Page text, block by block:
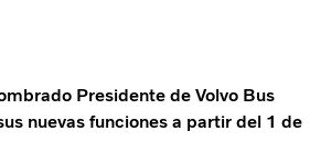
Presidente de Volvo Bus
nuevas funciones a partir del 1 de